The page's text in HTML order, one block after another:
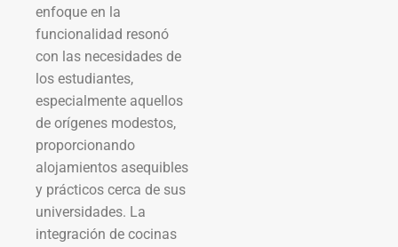
enfoque en la
funcionalidad resonó
con las necesidades de
los estudiantes,
especialmente aquellos
de orígenes modestos,
proporcionando
alojamientos asequibles
y prácticos cerca de sus
universidades. La
integración de cocinas